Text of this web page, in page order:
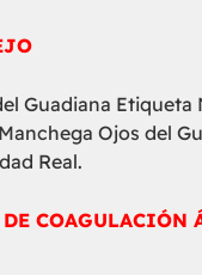
Guadiana Etiqueta
Ojos del
Real.
COAGULACIÓN